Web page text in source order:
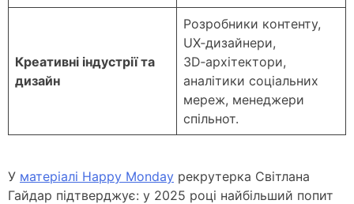
Креативні індустрії та
дизайн
Розробники контенту,
UX‑дизайнери,
3D‑архітектори,
аналітики соціальних
мереж, менеджери
спільнот.
У матеріалі Happy Monday рекрутерка Світлана
Гайдар підтверджує: у 2025 році найбільший попит